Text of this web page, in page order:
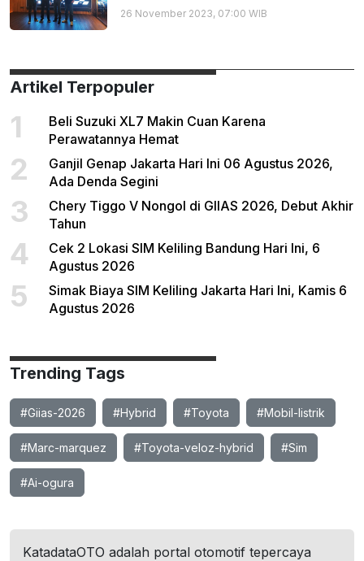
26 November 2023, 07:00 WIB
Artikel Terpopuler
1
Beli Suzuki XL7 Makin Cuan Karena
Perawatannya Hemat
2
Ganjil Genap Jakarta Hari Ini 06 Agustus 2026,
Ada Denda Segini
3
Chery Tiggo V Nongol di GIIAS 2026, Debut Akhir
Tahun
4
Cek 2 Lokasi SIM Keliling Bandung Hari Ini, 6
Agustus 2026
5
Simak Biaya SIM Keliling Jakarta Hari Ini, Kamis 6
Agustus 2026
Trending Tags
#Giias-2026 #Hybrid #Toyota #Mobil-listrik
#Marc-marquez #Toyota-veloz-hybrid #Sim
#Ai-ogura
KatadataOTO adalah portal otomotif tepercaya